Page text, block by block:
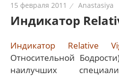
финансовых
рынках:
сигналы,
новости…
15 февраля 2011 Anastasiya
Индикатор
Индикатор Relativе
Относительной
наилучших